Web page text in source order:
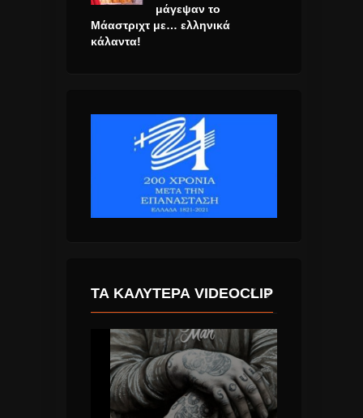
μάγεψαν το
Μάαστριχτ με… ελληνικά
κάλαντα!
ΤΑ ΚΑΛΎΤΕΡΑ VIDEOCLIP